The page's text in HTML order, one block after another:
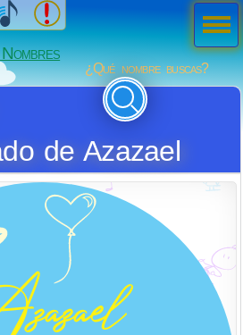
¿Qué nombre buscas?
de Azazael
Men
ú